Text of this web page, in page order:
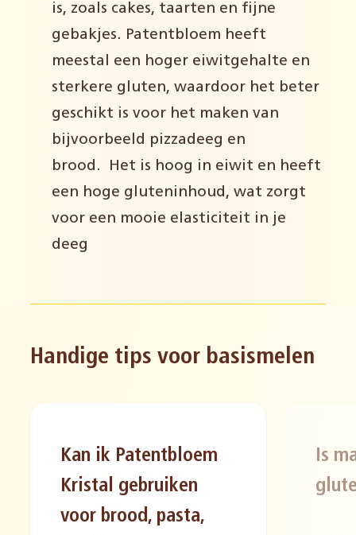
is, zoals cakes, taarten en fijne
gebakjes. Patentbloem heeft
meestal een hoger eiwitgehalte en
sterkere gluten, waardoor het beter
geschikt is voor het maken van
bijvoorbeeld pizzadeeg en
brood. Het is hoog in eiwit en heeft
een hoge gluteninhoud, wat zorgt
voor een mooie elasticiteit in je
deeg
Handige tips voor basismelen
Kan ik Patentbloem
Kristal gebruiken
voor brood, pasta,
Is